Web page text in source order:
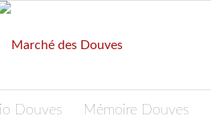
Douves Mémoire Douves